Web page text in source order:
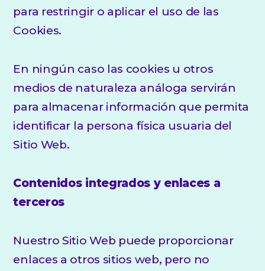
para restringir o aplicar el uso de las
Cookies.
En ningún caso las cookies u otros
medios de naturaleza análoga servirán
para almacenar información que permita
identificar la persona física usuaria del
Sitio Web.
Contenidos integrados y enlaces a
terceros
Nuestro Sitio Web puede proporcionar
enlaces a otros sitios web, pero no